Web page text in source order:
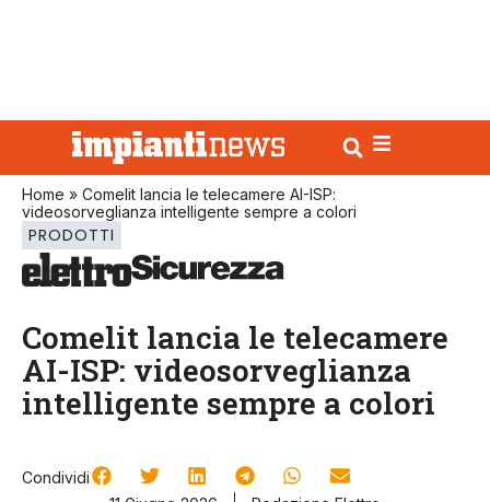
Home » Comelit lancia le telecamere AI-ISP:
videosorveglianza intelligente sempre a colori
PRODOTTI
Comelit lancia le telecamere
AI-ISP: videosorveglianza
intelligente sempre a colori
Condividi